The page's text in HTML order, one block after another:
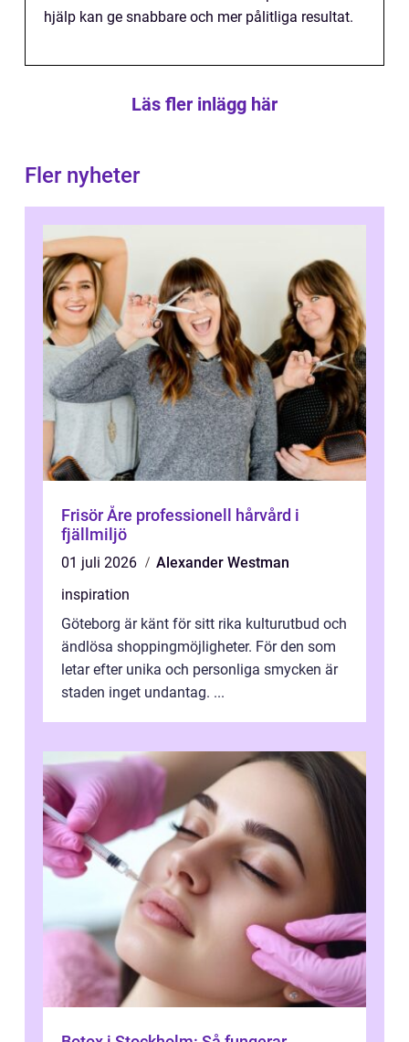
hjälp kan ge snabbare och mer pålitliga resultat.
Läs fler inlägg här
Fler nyheter
Frisör Åre professionell hårvård i
fjällmiljö
01 juli 2026
Alexander Westman
inspiration
Göteborg är känt för sitt rika kulturutbud och
ändlösa shoppingmöjligheter. För den som
letar efter unika och personliga smycken är
staden inget undantag. ...